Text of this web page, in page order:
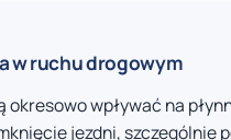
w ruchu drogowym
okresowo wpływać na
jezdni, szczególnie